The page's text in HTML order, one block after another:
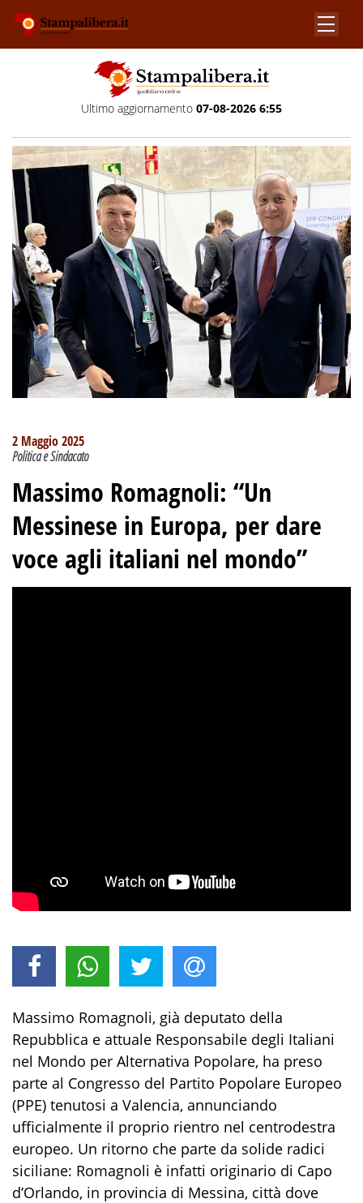
Ultimo aggiornamento 07-08-2026 6:55
2 Maggio 2025
Politica e Sindacato
Massimo Romagnoli: “Un
Messinese in Europa, per dare
voce agli italiani nel mondo”
Massimo Romagnoli, già deputato della
Repubblica e attuale Responsabile degli Italiani
nel Mondo per Alternativa Popolare, ha preso
parte al Congresso del Partito Popolare Europeo
(PPE) tenutosi a Valencia, annunciando
ufficialmente il proprio rientro nel centrodestra
europeo. Un ritorno che parte da solide radici
siciliane: Romagnoli è infatti originario di Capo
d’Orlando, in provincia di Messina, città dove